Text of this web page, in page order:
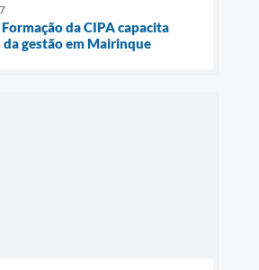
da CIPA capacita
gestão em Mairinque